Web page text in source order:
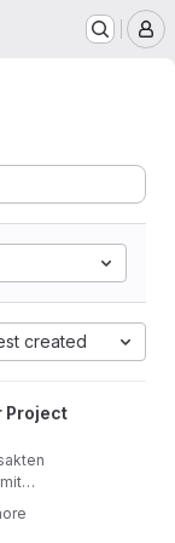
created
Project